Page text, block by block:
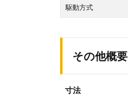
駆動方式
その他概要
寸法